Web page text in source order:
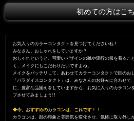
初めての方はこ
お気入りのカラーコンタクトを見つけてくださいね！
みなさん、おしゃれをしていますか？
おしゃれというと、可愛いデザインの靴や流行の服を着るこ
く、メイクにもこだわりたいですよね。
メイクをバッチリして、あわせてカラーコンタクトで目のお
「パラダイスコンタクト」は、みなさんのお好みに合わせて
に、豊富な品揃えをしていますから、お気に入りのカラコン
プさせてみましょう!!
◆今、おすすめのカラコンは、これです！！
カラコンは、顔の印象と雰囲気を変化させ、気軽に取り外し